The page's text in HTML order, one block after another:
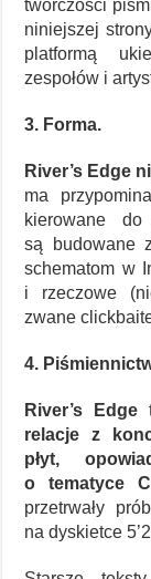
twórczości
niniejszej
platformą
zespołów i
3. Forma.
River’s Edge
ma
kierowane
są budowane
schematom w
i rzeczowe
zwane
4.
River’s Edge
relacje z
płyt,
o tematyce
przetrwały
na dyskietce